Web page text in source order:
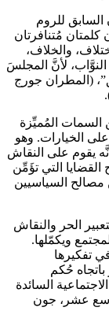
للروم
كلمتان مُتنافرتان
والخلاف،
لأنَّ المجلسَ
(المطران جورج
المُميِّزة
الخيارات. وهو
يقوم على النقاش
التي تؤَمِّن
مصالح السياسيين
الحر والنقاش
ويكمّلها.
تفكيرها
حُكم
السائدة
عشر، جون